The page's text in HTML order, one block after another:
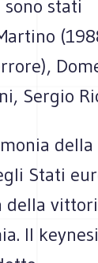
stati
Sergio
della
Stati
della
Il